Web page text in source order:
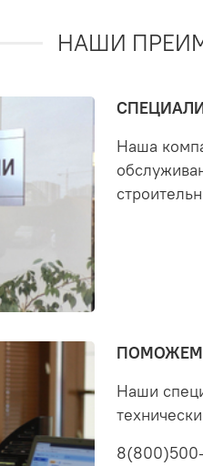
НАШИ
Наша
ПОМОЖЕМ
Наши